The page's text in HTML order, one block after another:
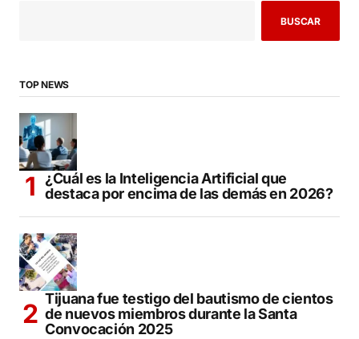
BUSCAR
TOP NEWS
¿Cuál es la Inteligencia Artificial que
destaca por encima de las demás en 2026?
Tijuana fue testigo del bautismo de cientos
de nuevos miembros durante la Santa
Convocación 2025